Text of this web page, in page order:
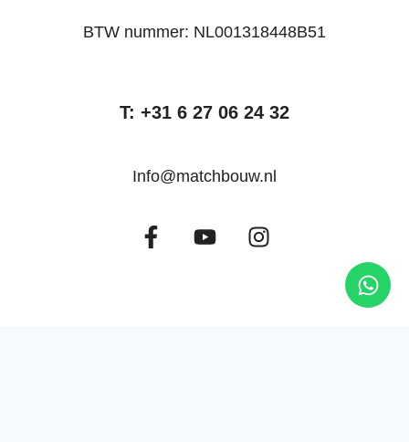
BTW nummer: NL001318448B51
T: +31 6 27 06 24 32
Info@matchbouw.nl